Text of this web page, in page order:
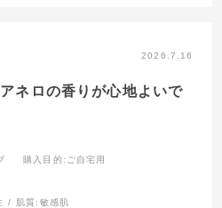
2026.7.16
ネロの香りが心地よいで
購入目的 :ご自宅用
肌質: 敏感肌